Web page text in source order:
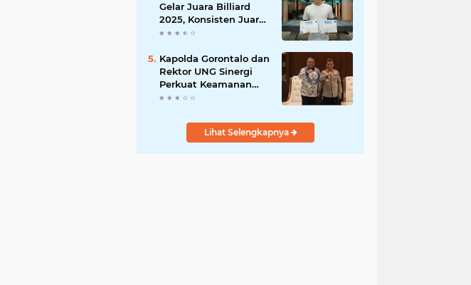
Gelar Juara Billiard
2025, Konsisten Juara
di Lima Turnamen
Kapolda Gorontalo dan
Rektor UNG Sinergi
Perkuat Keamanan
Kampus dan Wawasan
Lihat Selengkapnya